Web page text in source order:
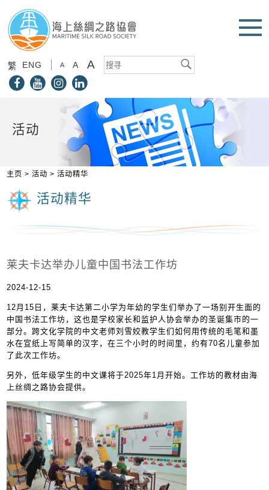
繁 ENG A A A
活动
主页 >活动 >活动精华
活动精华
莱夫卡达举办儿童中国书法工作坊
2024-12-15
12月15日，莱夫卡达第二小学为年幼的学生们举办了一场别开生面的
中国书法工作坊，这也是学校家长和监护人协会举办的圣诞集市的一
部分。跨文化学院的中文老师刘雪姣教学生们如何用传统的毛笔和墨
水在宣纸上写简单的汉字，在三个小时的时间里，约有70名儿童参加
了此次工作坊。
另外，低年级学生的中文课将于2025年1月开始。工作坊的教材由海
上丝绸之路协会提供。